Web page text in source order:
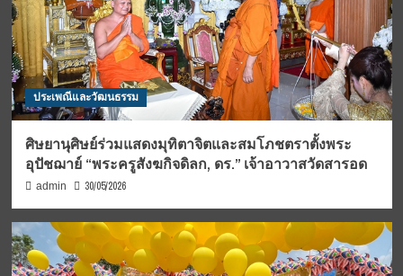
ประเพณีและวัฒนธรรม
ศิษยานุศิษย์ร่วมแสดงมุทิตาจิตและสมโภชตราตั้งพระ
อุปัชฌาย์ “พระครูสังฆกิจดิลก, ดร.” เจ้าอาวาสวัดสารอด
admin 30/05/2026